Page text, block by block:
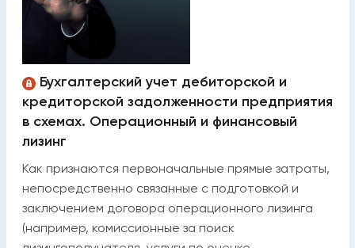
Бухгалтерский учет дебиторской и
кредиторской задолженности предприятия
в схемах. Операционный и финансовый
лизинг
Как признаются первоначальные прямые затраты,
непосредственно связанные с подготовкой и
заключением договора операционного лизинга
(например, комиссионные за поиск